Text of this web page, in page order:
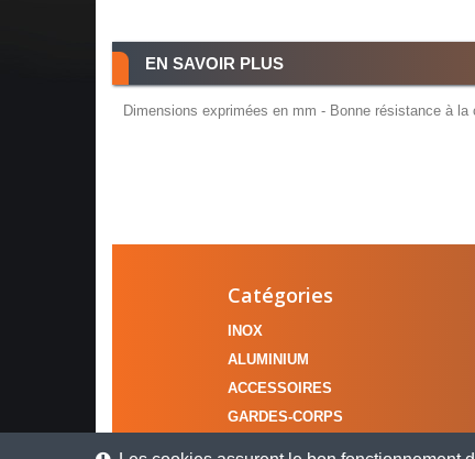
EN SAVOIR PLUS
Dimensions exprimées en mm - Bonne résistance à
Catégories
INOX
ALUMINIUM
ACCESSOIRES
GARDES-CORPS